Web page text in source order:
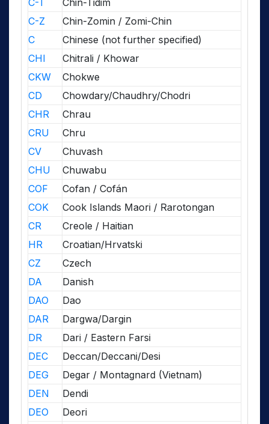
C-T
Chin-Tidim
C-Z
Chin-Zomin / Zomi-Chin
C
Chinese (not further specified)
CHI
Chitrali / Khowar
CKW
Chokwe
CD
Chowdary/Chaudhry/Chodri
CHR
Chrau
CRU
Chru
CV
Chuvash
CHU
Chuwabu
COF
Cofan / Cofán
COK
Cook Islands Maori / Rarotongan
CR
Creole / Haitian
HR
Croatian/Hrvatski
CZ
Czech
DA
Danish
DAO
Dao
DAR
Dargwa/Dargin
DR
Dari / Eastern Farsi
DEC
Deccan/Deccani/Desi
DEG
Degar / Montagnard (Vietnam)
DEN
Dendi
DEO
Deori